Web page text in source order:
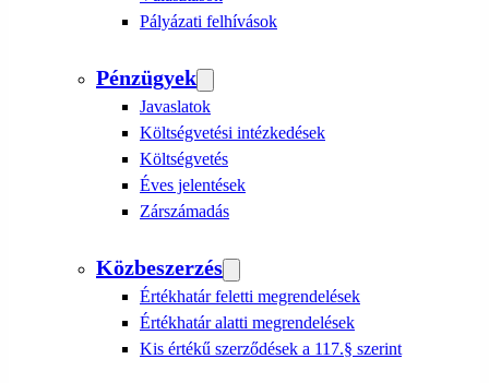
Pályázati felhívások
Pénzügyek
Javaslatok
Költségvetési intézkedések
Költségvetés
Éves jelentések
Zárszámadás
Közbeszerzés
Értékhatár feletti megrendelések
Értékhatár alatti megrendelések
Kis értékű szerződések a 117.§ szerint